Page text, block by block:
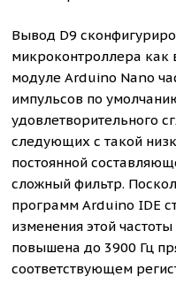
Вывод D9
микроконтроллера
модуле Arduino Nano
импульсов по
удовлетворительного
следующих с такой
постоянной
сложный фильтр.
программ Arduino IDE
изменения этой
повышена до 3900 Гц
соответствующем